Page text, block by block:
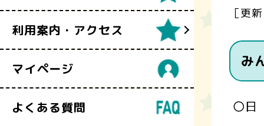
利用案内・アクセス
マイページ
よくある質問
［更
み
〇日